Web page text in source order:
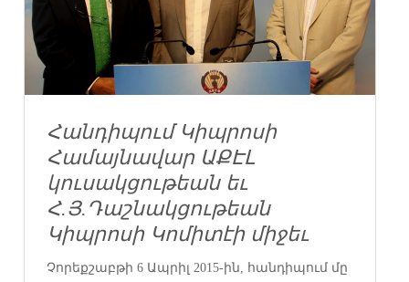
Հանդիպում Կիպրոսի
Համայնավար ԱՔԷԼ
կուսակցութեան եւ
Հ.Յ.Դաշնակցութեան
Կիպրոսի Կոմիտէի միջեւ
Չորեքշաբթի 6 Ապրիլ 2015-ին, հանդիպում մը